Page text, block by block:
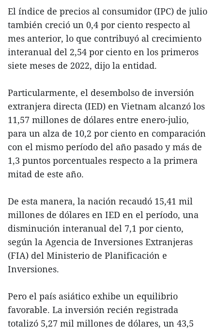
El índice de precios al consumidor (IPC) de julio
también creció un 0,4 por ciento respecto al
mes anterior, lo que contribuyó al crecimiento
interanual del 2,54 por ciento en los primeros
siete meses de 2022, dijo la entidad.
Particularmente, el desembolso de inversión
extranjera directa (IED) en Vietnam alcanzó los
11,57 millones de dólares entre enero-julio,
para un alza de 10,2 por ciento en comparación
con el mismo período del año pasado y más de
1,3 puntos porcentuales respecto a la primera
mitad de este año.
De esta manera, la nación recaudó 15,41 mil
millones de dólares en IED en el período, una
disminución interanual del 7,1 por ciento,
según la Agencia de Inversiones Extranjeras
(FIA) del Ministerio de Planificación e
Inversiones.
Pero el país asiático exhibe un equilibrio
favorable. La inversión recién registrada
totalizó 5,27 mil millones de dólares, un 43,5